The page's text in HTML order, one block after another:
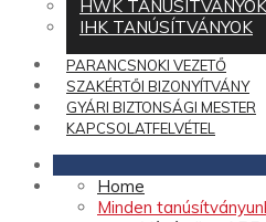
HWK TANÚSÍTVÁNYOK
IHK TANÚSÍTVÁNYOK
PARANCSNOKI VEZETŐ
SZAKÉRTŐI BIZONYÍTVÁNY
GYÁRI BIZTONSÁGI MESTER
KAPCSOLATFELVÉTEL
Home
Minden